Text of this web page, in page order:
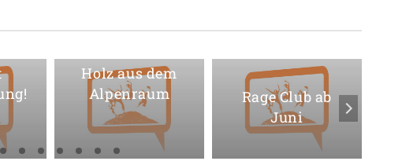
Bezahlbares
Holz aus dem
Alpenraum
Rage Club ab
Juni